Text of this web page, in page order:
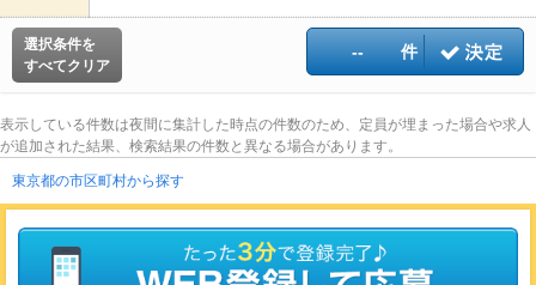
選択条件を
すべてクリア
-- 件
表示している件数は夜間に集計した時点の件数のため、定員が埋まった場合や求人
が追加された結果、検索結果の件数と異なる場合があります。
東京都の市区町村から探す